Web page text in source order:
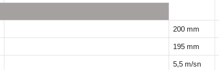
200 mm
195 mm
5,5 m/sn